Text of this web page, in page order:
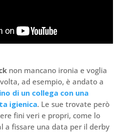
non mancano ironia e voglia
ad esempio, è andato a
di un collega con una
igienica. Le sue trovate però
fini veri e propri, come lo
a fissare una data per il derby